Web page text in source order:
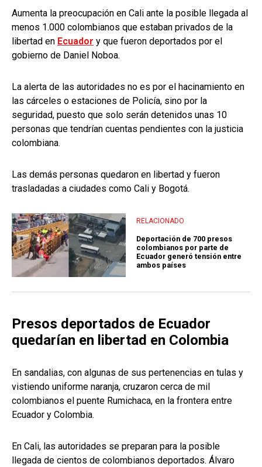
Aumenta la preocupación en Cali ante la posible llegada al
menos 1.000 colombianos que estaban privados de la
libertad en Ecuador y que fueron deportados por el
gobierno de Daniel Noboa.
La alerta de las autoridades no es por el hacinamiento en
las cárceles o estaciones de Policía, sino por la
seguridad, puesto que solo serán detenidos unas 10
personas que tendrían cuentas pendientes con la justicia
colombiana.
Las demás personas quedaron en libertad y fueron
trasladadas a ciudades como Cali y Bogotá.
RELACIONADO
Deportación de 700 presos
colombianos por parte de
Ecuador generó tensión entre
ambos países
Presos deportados de Ecuador
quedarían en libertad en Colombia
En sandalias, con algunas de sus pertenencias en tulas y
vistiendo uniforme naranja, cruzaron cerca de mil
colombianos el puente Rumichaca, en la frontera entre
Ecuador y Colombia.
En Cali, las autoridades se preparan para la posible
llegada de cientos de colombianos deportados. Álvaro